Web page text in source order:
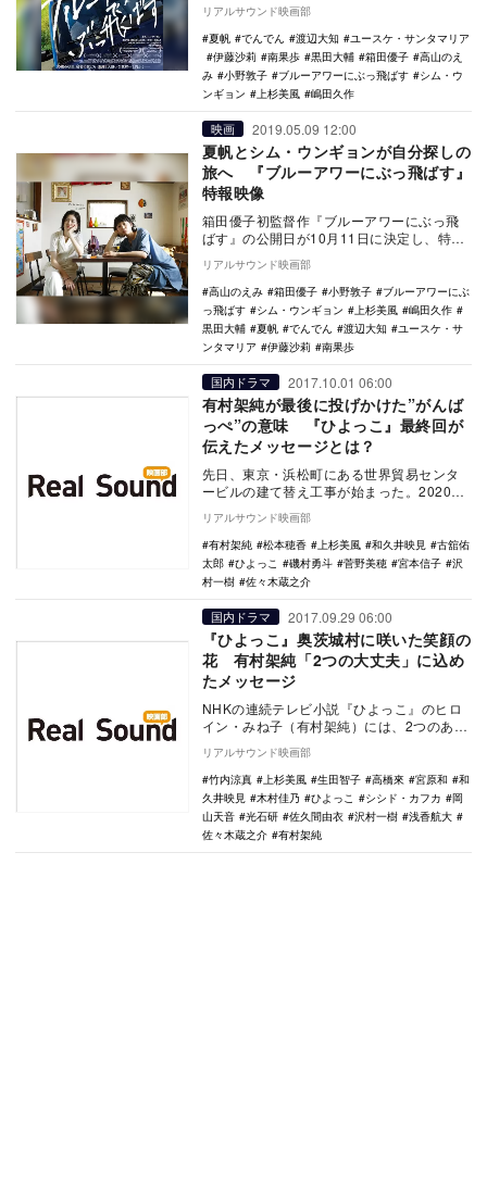
「TSUTAYA…
リアルサウンド映画部
夏帆
でんでん 渡辺大知
ユースケ・サンタマリア
伊藤沙莉
南果歩 黒田大輔 箱田優子
高山のえ
み
小野敦子 ブルーアワーにぶっ飛ばす
シム・ウ
ンギョン
上杉美風 嶋田久作
映画 2019.05.09 12:00
夏帆とシム・ウンギョンが自分探しの
旅へ 『ブルーアワーにぶっ飛ばす』
特報映像
箱田優子初監督作『ブルーアワーにぶっ飛
ばす』の公開日が10月11日に決定し、特報
リアルサウンド映画部
高山のえみ
箱田優子 小野敦子
ブルーアワーにぶ
っ飛ばす
シム・ウンギョン 上杉美風
嶋田久作
黒田大輔
夏帆 でんでん 渡辺大知
ユースケ・サ
ンタマリア
伊藤沙莉 南果歩
国内ドラマ 2017.10.01 06:00
有村架純が最後に投げかけた”がんば
っぺ”の意味 『ひよっこ』最終回が
伝えたメッセージとは？
先日、東京・浜松町にある世界貿易センタ
ービルの建て替え工事が始まった。2020年
開催の東京オリンピック後に解体され、新
たに生まれ…
リアルサウンド映画部
有村架純
松本穂香 上杉美風 和久井映見
古舘佑
太郎
ひよっこ 磯村勇斗 菅野美穂 宮本信子
沢
村一樹
佐々木蔵之介
国内ドラマ 2017.09.29 06:00
『ひよっこ』奥茨城村に咲いた笑顔の
花 有村架純「2つの大丈夫」に込め
たメッセージ
NHKの連続テレビ小説『ひよっこ』のヒロ
イン・みね子（有村架純）には、2つのあた
たかい家族がある。生まれ育った奥茨城村
で暮らす谷…
リアルサウンド映画部
竹内涼真
上杉美風 生田智子 高橋來 宮原和
和
久井映見
木村佳乃 ひよっこ シシド・カフカ
岡
山天音
光石研 佐久間由衣 沢村一樹
浅香航大
佐々木蔵之介
有村架純